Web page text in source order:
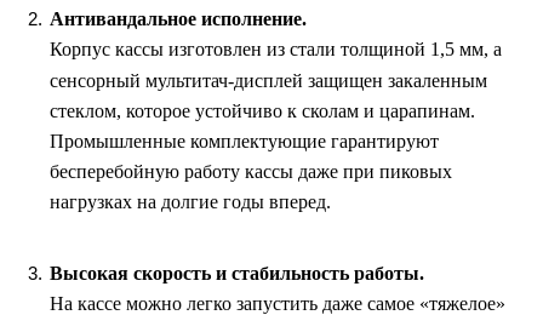
Антивандальное исполнение.
Корпус кассы изготовлен из стали толщиной 1,5 мм, а
сенсорный мультитач-дисплей защищен закаленным
стеклом, которое устойчиво к сколам и царапинам.
Промышленные комплектующие гарантируют
бесперебойную работу кассы даже при пиковых
нагрузках на долгие годы вперед.
Высокая скорость и стабильность работы.
На кассе можно легко запустить даже самое «тяжелое»